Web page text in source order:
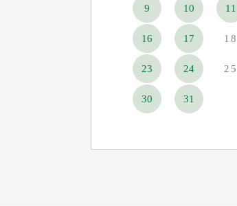
9 10 11
16 17 18
23 24 25
30 31